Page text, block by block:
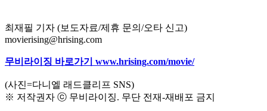
최재필 기자 (보도자료/제휴 문의/오타 신고)
movierising@hrising.com
무비라이징 바로가기 www.hrising.com/movie/
(사진=다니엘 래드클리프 SNS)
※ 저작권자 ⓒ 무비라이징. 무단 전재-재배포 금지